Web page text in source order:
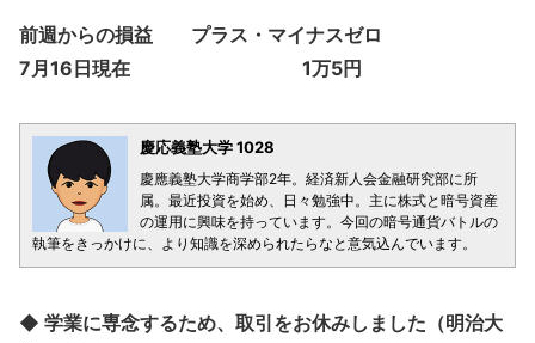
前週からの損益 プラス・マイナスゼロ
7月16日現在 1万5円
慶応義塾大学 1028
慶應義塾大学商学部2年。経済新人会金融研究部に所
属。最近投資を始め、日々勉強中。主に株式と暗号資産
の運用に興味を持っています。今回の暗号通貨バトルの
執筆をきっかけに、より知識を深められたらなと意気込んでいます。
◆ 学業に専念するため、取引をお休みしました（明治大